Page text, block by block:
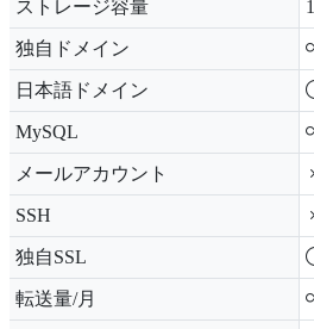
ストレージ容量
独自ドメイン
日本語ドメイン
MySQL
メールアカウント
SSH
独自SSL
転送量/月